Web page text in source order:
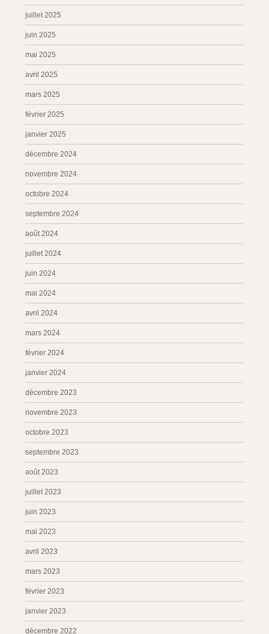
juillet 2025
juin 2025
mai 2025
avril 2025
mars 2025
février 2025
janvier 2025
décembre 2024
novembre 2024
octobre 2024
septembre 2024
août 2024
juillet 2024
juin 2024
mai 2024
avril 2024
mars 2024
février 2024
janvier 2024
décembre 2023
novembre 2023
octobre 2023
septembre 2023
août 2023
juillet 2023
juin 2023
mai 2023
avril 2023
mars 2023
février 2023
janvier 2023
décembre 2022